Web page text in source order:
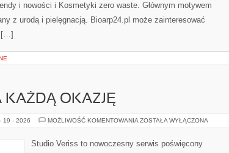
i nowości i Kosmetyki zero waste. Głównym motywem
z urodą i pielęgnacją. Bioarp24.pl może zainteresować
[…]
KAŻDĄ OKAZJĘ
19 - 2026 MOŻLIWOŚĆ KOMENTOWANIA STYLIZACJE
OKAZJĘ
ZOSTAŁA WYŁĄCZONA
Studio Veriss to nowoczesny serwis poświęcony